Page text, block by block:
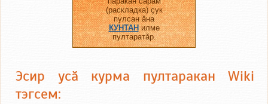
(раскладка) ҫук
пулсан ӑна
КУНТАНилме
пултаратӑр.
Эсир усӑ курма пултаракан Wiki
тэгсем: